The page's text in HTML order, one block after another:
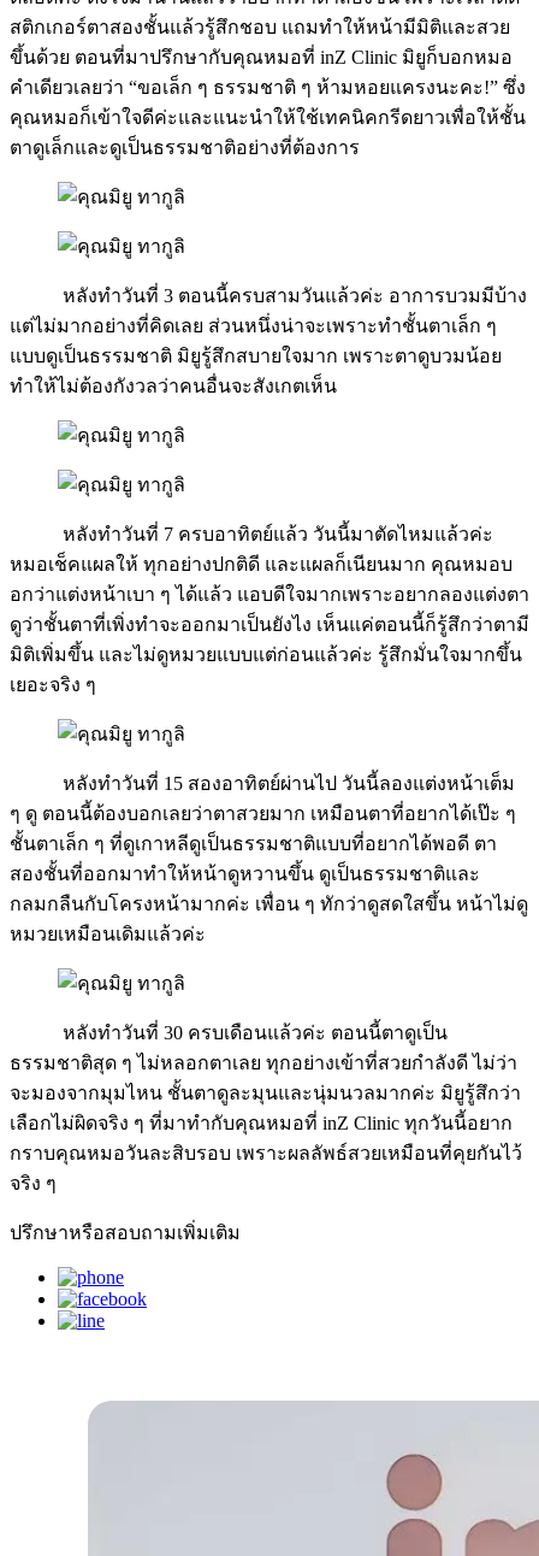
สติกเกอร์ตาสองชั้นแล้วรู้สึกชอบ แถมทำให้หน้ามีมิติและสวย
ขึ้นด้วย ตอนที่มาปรึกษากับคุณหมอที่ inZ Clinic มิยูก็บอกหมอ
คำเดียวเลยว่า “ขอเล็ก ๆ ธรรมชาติ ๆ ห้ามหอยแครงนะคะ!” ซึ่ง
คุณหมอก็เข้าใจดีค่ะและแนะนำให้ใช้เทคนิคกรีดยาวเพื่อให้ชั้น
ตาดูเล็กและดูเป็นธรรมชาติอย่างที่ต้องการ
หลังทำวันที่ 3 ตอนนี้ครบสามวันแล้วค่ะ อาการบวมมีบ้าง
แต่ไม่มากอย่างที่คิดเลย ส่วนหนึ่งน่าจะเพราะทำชั้นตาเล็ก ๆ
แบบดูเป็นธรรมชาติ มิยูรู้สึกสบายใจมาก เพราะตาดูบวมน้อย
ทำให้ไม่ต้องกังวลว่าคนอื่นจะสังเกตเห็น
หลังทำวันที่ 7 ครบอาทิตย์แล้ว วันนี้มาตัดไหมแล้วค่ะ
หมอเช็คแผลให้ ทุกอย่างปกติดี และแผลก็เนียนมาก คุณหมอบ
อกว่าแต่งหน้าเบา ๆ ได้แล้ว แอบดีใจมากเพราะอยากลองแต่งตา
ดูว่าชั้นตาที่เพิ่งทำจะออกมาเป็นยังไง เห็นแค่ตอนนี้ก็รู้สึกว่าตามี
มิติเพิ่มขึ้น และไม่ดูหมวยแบบแต่ก่อนแล้วค่ะ รู้สึกมั่นใจมากขึ้น
เยอะจริง ๆ
หลังทำวันที่ 15 สองอาทิตย์ผ่านไป วันนี้ลองแต่งหน้าเต็ม
ๆ ดู ตอนนี้ต้องบอกเลยว่าตาสวยมาก เหมือนตาที่อยากได้เป๊ะ ๆ
ชั้นตาเล็ก ๆ ที่ดูเกาหลีดูเป็นธรรมชาติแบบที่อยากได้พอดี ตา
สองชั้นที่ออกมาทำให้หน้าดูหวานขึ้น ดูเป็นธรรมชาติและ
กลมกลืนกับโครงหน้ามากค่ะ เพื่อน ๆ ทักว่าดูสดใสขึ้น หน้าไม่ดู
หมวยเหมือนเดิมแล้วค่ะ
หลังทำวันที่ 30 ครบเดือนแล้วค่ะ ตอนนี้ตาดูเป็น
ธรรมชาติสุด ๆ ไม่หลอกตาเลย ทุกอย่างเข้าที่สวยกำลังดี ไม่ว่า
จะมองจากมุมไหน ชั้นตาดูละมุนและนุ่มนวลมากค่ะ มิยูรู้สึกว่า
เลือกไม่ผิดจริง ๆ ที่มาทำกับคุณหมอที่ inZ Clinic ทุกวันนี้อยาก
กราบคุณหมอวันละสิบรอบ เพราะผลลัพธ์สวยเหมือนที่คุยกันไว้
จริง ๆ
ปรึกษาหรือสอบถามเพิ่มเติม